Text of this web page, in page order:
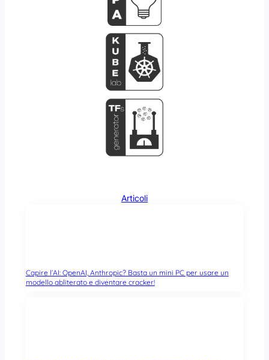
Articoli
Capire l’AI: OpenAI, Anthropic? Basta un mini PC per usare un
modello abliterato e diventare cracker!